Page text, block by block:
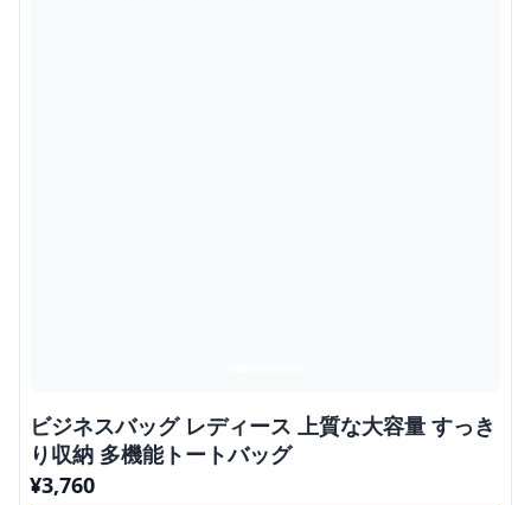
ビジネスバッグ レディース 上質な大容量 すっき
り収納 多機能トートバッグ
¥3,760